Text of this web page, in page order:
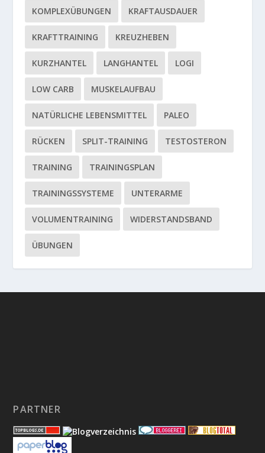
KOMPLEXÜBUNGEN KRAFTAUSDAUER
KRAFTTRAINING KREUZHEBEN
KURZHANTEL LANGHANTEL LOGI
LOW CARB MUSKELAUFBAU
NATÜRLICHE LEBENSMITTEL PALEO
RÜCKEN SPLIT-TRAINING TESTOSTERON
TRAINING TRAININGSPLAN
TRAININGSSYSTEME UNTERARME
VOLUMENTRAINING WIDERSTANDSBAND
ÜBUNGEN
PARTNER